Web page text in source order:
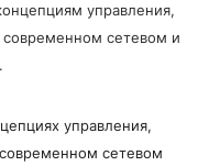
управления,
сетевом и
управления,
сетевом